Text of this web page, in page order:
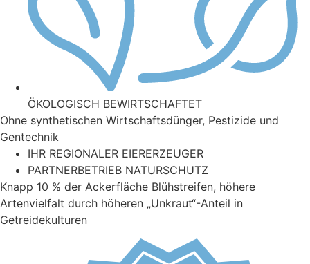
ÖKOLOGISCH BEWIRTSCHAFTET
Ohne synthetischen Wirtschaftsdünger, Pestizide und
Gentechnik
IHR REGIONALER EIERERZEUGER
PARTNERBETRIEB NATURSCHUTZ
Knapp 10 % der Ackerfläche Blühstreifen, höhere
Artenvielfalt durch höheren „Unkraut“-Anteil in
Getreidekulturen